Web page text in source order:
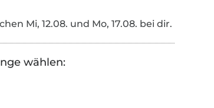
Mi, 12.08. und Mo, 17.08. bei dir.
wählen: